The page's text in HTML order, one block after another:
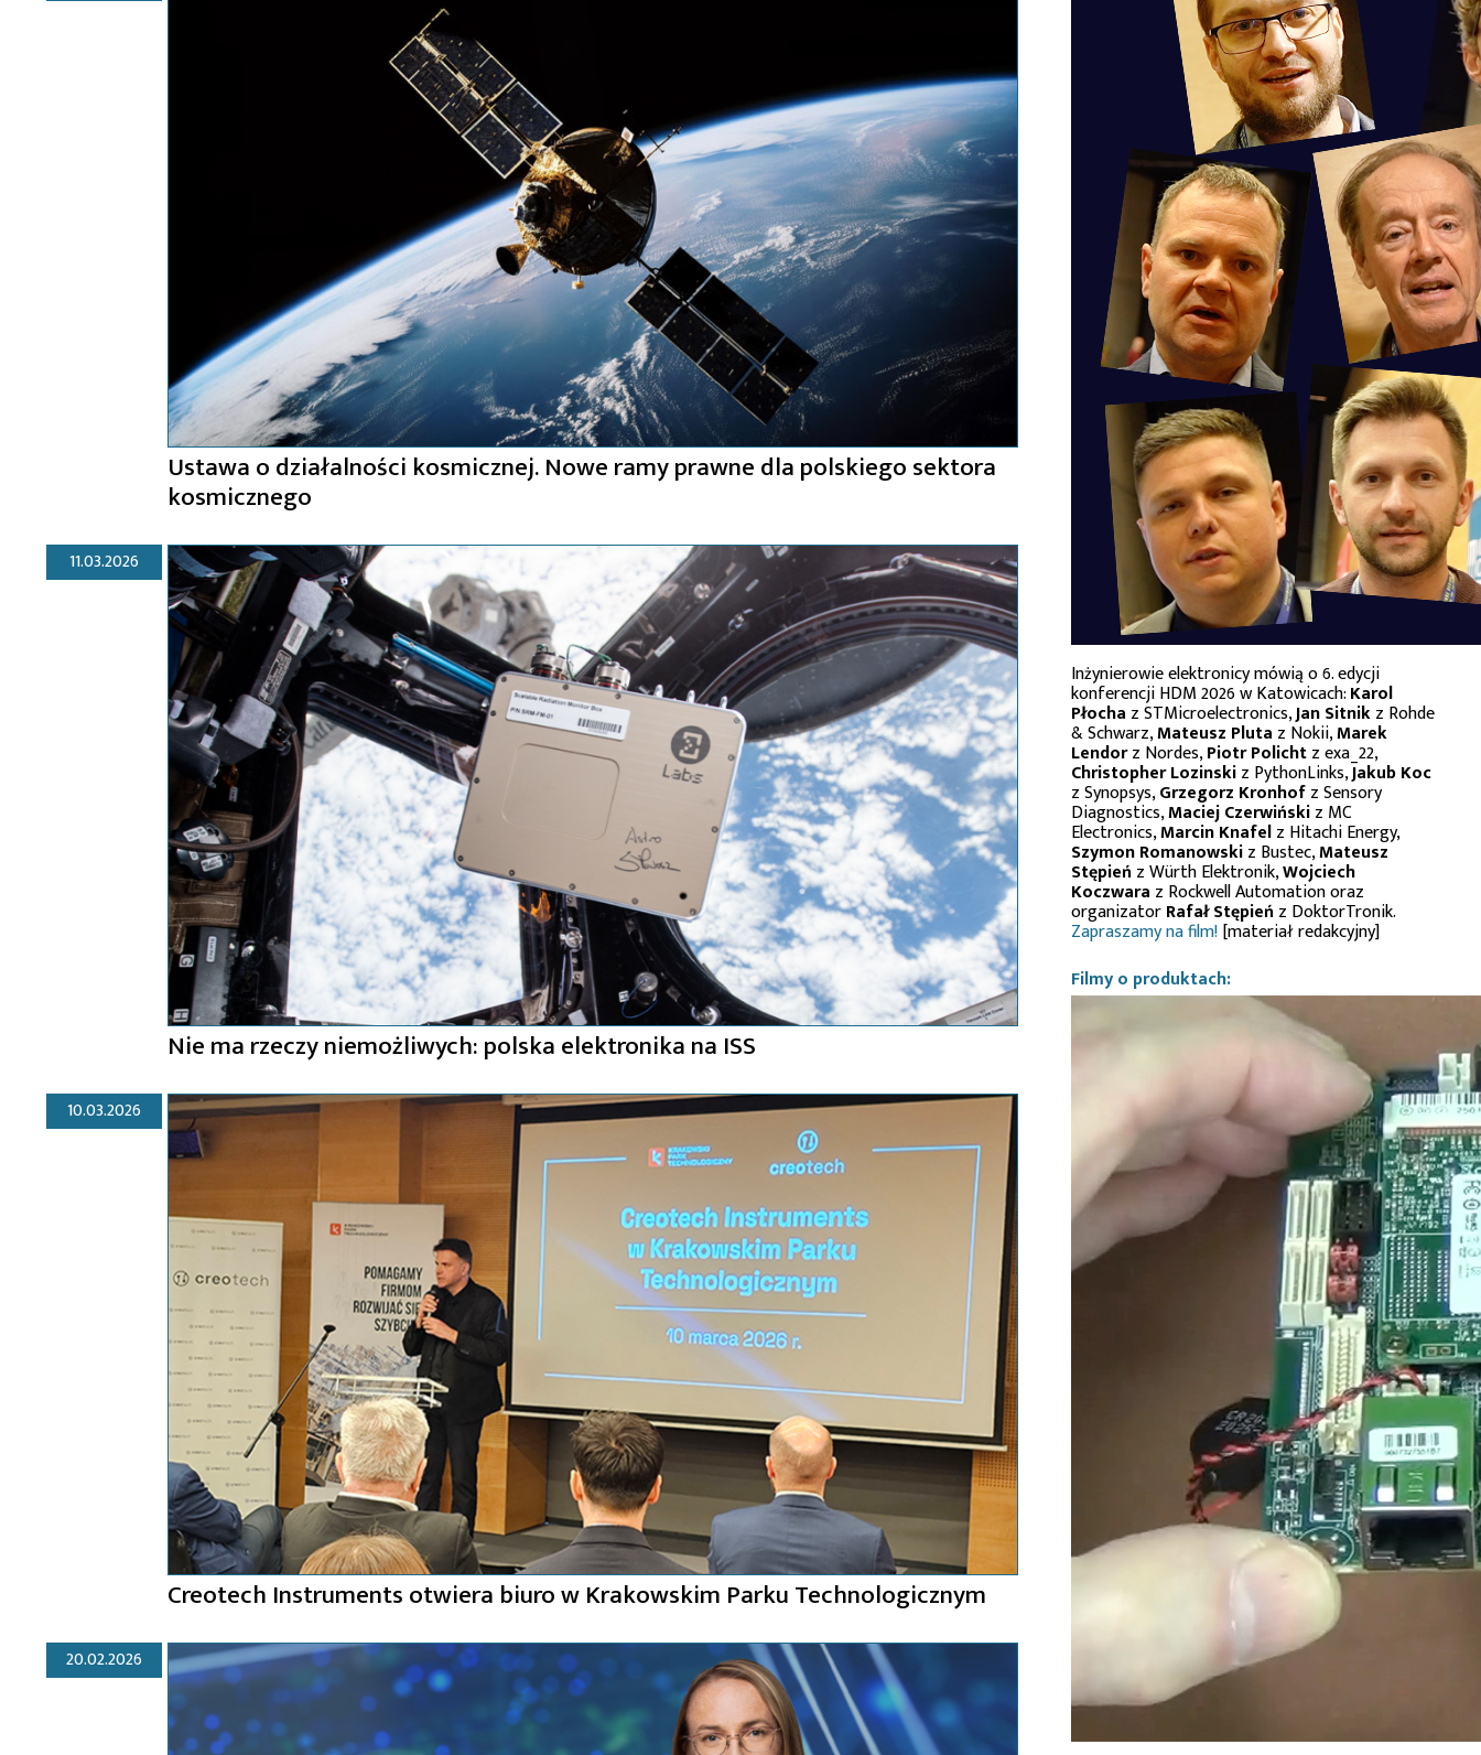
Ustawa o działalności kosmicznej. Nowe ramy prawne dla polskiego sektora
kosmicznego
11.03.2026
Nie ma rzeczy niemożliwych: polska elektronika na ISS
10.03.2026
Creotech Instruments otwiera biuro w Krakowskim Parku Technologicznym
20.02.2026
Inżynierowie elektronicy mówią o 6. edycji
konferencji HDM 2026 w Katowicach:Karol
Płocha z STMicroelectronics,Jan Sitnikz Rohde
& Schwarz,Mateusz Pluta z Nokii,Marek
Lendorz Nordes,Piotr Polichtz exa_22,
Christopher Lozinskiz PythonLinks,Jakub Koc
z Synopsys,Grzegorz Kronhofz Sensory
Diagnostics,Maciej Czerwińskiz MC
Electronics,Marcin Knafelz Hitachi Energy,
Szymon Romanowskiz Bustec,Mateusz
Stępień z Würth Elektronik,Wojciech
Koczwara z Rockwell Automation oraz
organizatorRafał Stępień z DoktorTronik.
Zapraszamy na film![materiał redakcyjny]
Filmy o produktach: